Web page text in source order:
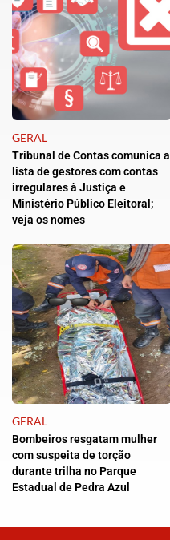
GERAL
Tribunal de Contas comunica a
lista de gestores com contas
irregulares à Justiça e
Ministério Público Eleitoral;
veja os nomes
GERAL
Bombeiros resgatam mulher
com suspeita de torção
durante trilha no Parque
Estadual de Pedra Azul